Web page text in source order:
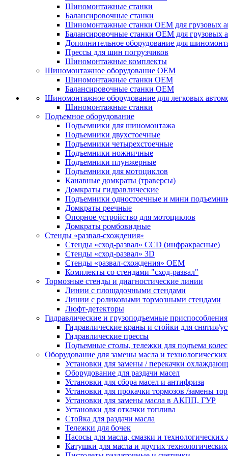
Шиномонтажные станки
Балансировочные станки
Шиномонтажные станки ОЕМ для грузовых
Балансировочные станки ОЕМ для грузовых
Дополнительное оборудование для
Прессы для шин погрузчиков
Шиномонтажные комплекты
Шиномонтажное оборудование ОЕМ
Шиномонтажные станки ОЕМ
Балансировочные станки ОЕМ
Шиномонтажное оборудование для легковых
Шиномонтажные станки
Подъемное оборудование
Подъемники для шиномонтажа
Подъемники двухстоечные
Подъемники четырехстоечные
Подъемники ножничные
Подъемники плунжерные
Подъемники для мотоциклов
Канавные домкраты (траверсы)
Домкраты гидравлические
Подъемники одностоечные и мини
Домкраты реечные
Опорное устройство для мотоциклов
Домкраты ромбовидные
Стенды «развал-схождения»
Стенды «сход-развал» CCD (инфракрасные)
Стенды «сход-развал» 3D
Стенды «развал-схождения» ОЕМ
Комплекты со стендами "сход-развал"
Тормозные стенды и диагностические линии
Линии с площадочными стендами
Линии с роликовыми тормозными стендами
Люфт-детекторы
Гидравлические и грузоподъемные приспособления
Гидравлические краны и стойки для снятия/
Гидравлические прессы
Подъемные столы, тележки для подъема колес
Оборудование для замены масла и
Установки для замены / перекачки
Оборудование для раздачи масел
Установки для сбора масел и антифриза
Установки для прокачки тормозов /замены
Установки для замены масла в АКПП, ГУР
Установки для откачки топлива
Стойка для раздачи масла
Тележки для бочек
Насосы для масла, смазки и технологических
Катушки для масла и других